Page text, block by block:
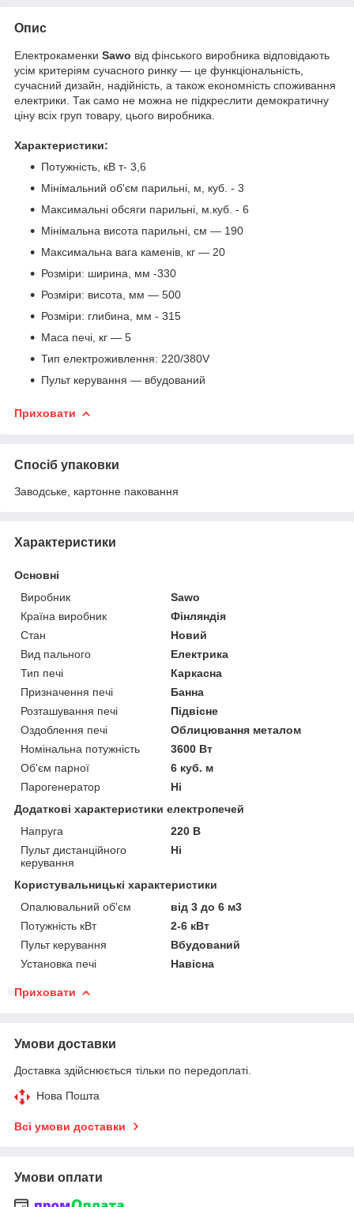
Опис
Електрокаменки Sawo від фінського виробника відповідають
усім критеріям сучасного ринку — це функціональність,
сучасний дизайн, надійність, а також економність споживання
електрики. Так само не можна не підкреслити демократичну
ціну всіх груп товару, цього виробника.
Характеристики:
Потужність, кВ т- 3,6
Мінімальний об'єм парильні, м, куб. - 3
Максимальні обсяги парильні, м.куб. - 6
Мінімальна висота парильні, см — 190
Максимальна вага каменів, кг — 20
Розміри: ширина, мм -330
Розміри: висота, мм — 500
Розміри: глибина, мм - 315
Маса печі, кг — 5
Тип електроживлення: 220/380V
Пульт керування — вбудований
Приховати
Спосіб упаковки
Заводське, картонне паковання
Характеристики
Основні
Виробник
Sawo
Країна виробник
Фінляндія
Стан
Новий
Вид пального
Електрика
Тип печі
Каркасна
Призначення печі
Банна
Розташування печі
Підвісне
Оздоблення печі
Облицювання металом
Номінальна потужність
3600 Вт
Об'єм парної
6 куб. м
Парогенератор
Ні
Додаткові характеристики електропечей
Напруга
220 В
Пульт дистанційного
керування
Ні
Користувальницькі характеристики
Опалювальний об'єм
від 3 до 6 м3
Потужність кВт
2-6 кВт
Пульт керування
Вбудований
Установка печі
Навісна
Приховати
Умови доставки
Доставка здійснюється тільки по передоплаті.
Нова Пошта
Всі умови доставки
Умови оплати